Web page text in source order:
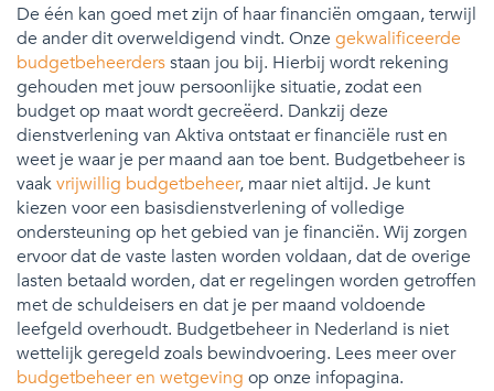
De één kan goed met zijn of haar financiën omgaan, terwijl
de ander dit overweldigend vindt. Onze gekwalificeerde
budgetbeheerdersstaan jou bij. Hierbij wordt rekening
gehouden met jouw persoonlijke situatie, zodat een
budget op maat wordt gecreëerd. Dankzij deze
dienstverlening van Aktiva ontstaat er financiële rust en
weet je waar je per maand aan toe bent. Budgetbeheer is
vaakvrijwillig budgetbeheer, maar niet altijd. Je kunt
kiezen voor een basisdienstverlening of volledige
ondersteuning op het gebied van je financiën. Wij zorgen
ervoor dat de vaste lasten worden voldaan, dat de overige
lasten betaald worden, dat er regelingen worden getroffen
met de schuldeisers en dat je per maand voldoende
leefgeld overhoudt. Budgetbeheer in Nederland is niet
wettelijk geregeld zoals bewindvoering. Lees meer over
budgetbeheer en wetgeving op onze infopagina.